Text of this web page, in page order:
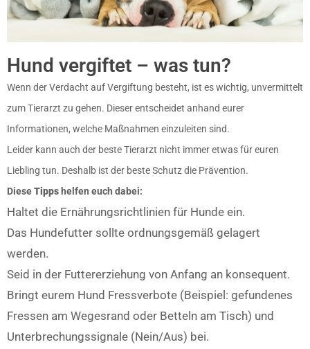
Hund vergiftet – was tun?
Wenn der Verdacht auf Vergiftung besteht, ist es wichtig, unvermittelt
zum Tierarzt zu gehen. Dieser entscheidet anhand eurer
Informationen, welche Maßnahmen einzuleiten sind.
Leider kann auch der beste Tierarzt nicht immer etwas für euren
Liebling tun. Deshalb ist der beste Schutz die Prävention.
DieseTippshelfen euch dabei:
Haltet die Ernährungsrichtlinien für Hunde ein.
Das Hundefutter sollte ordnungsgemäß gelagert
werden.
Seid in der Futtererziehung von Anfang an konsequent.
Bringt eurem Hund Fressverbote (Beispiel: gefundenes
Fressen am Wegesrand oder Betteln am Tisch) und
Unterbrechungssignale (Nein/Aus) bei.